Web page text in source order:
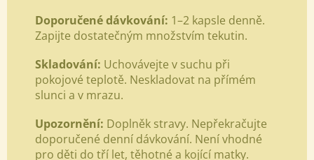
Doporučené dávkování: 1–2 kapsle denně.
Zapijte dostatečným množstvím tekutin.
Skladování: Uchovávejte v suchu při
pokojové teplotě. Neskladovat na přímém
slunci a v mrazu.
Upozornění: Doplněk stravy. Nepřekračujte
doporučené denní dávkování. Není vhodné
pro děti do tří let, těhotné a kojící matky.